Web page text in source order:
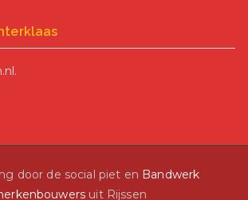
door de social piet en Bandwerk
uit Rijssen